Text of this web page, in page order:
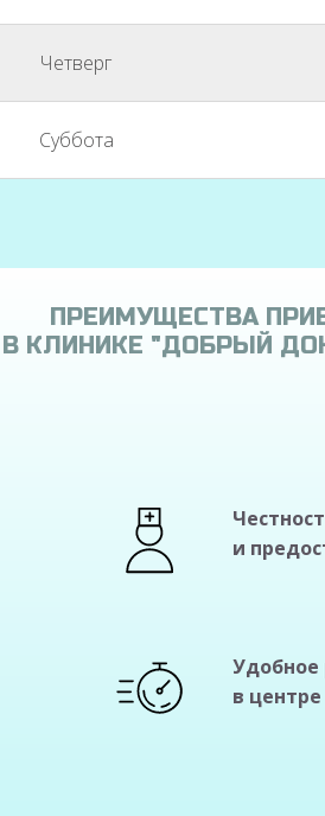
Четверг
Суббота
ПРЕИМУЩЕСТВА
В КЛИНИКЕ "ДОБРЫЙ
и
Удобное
в